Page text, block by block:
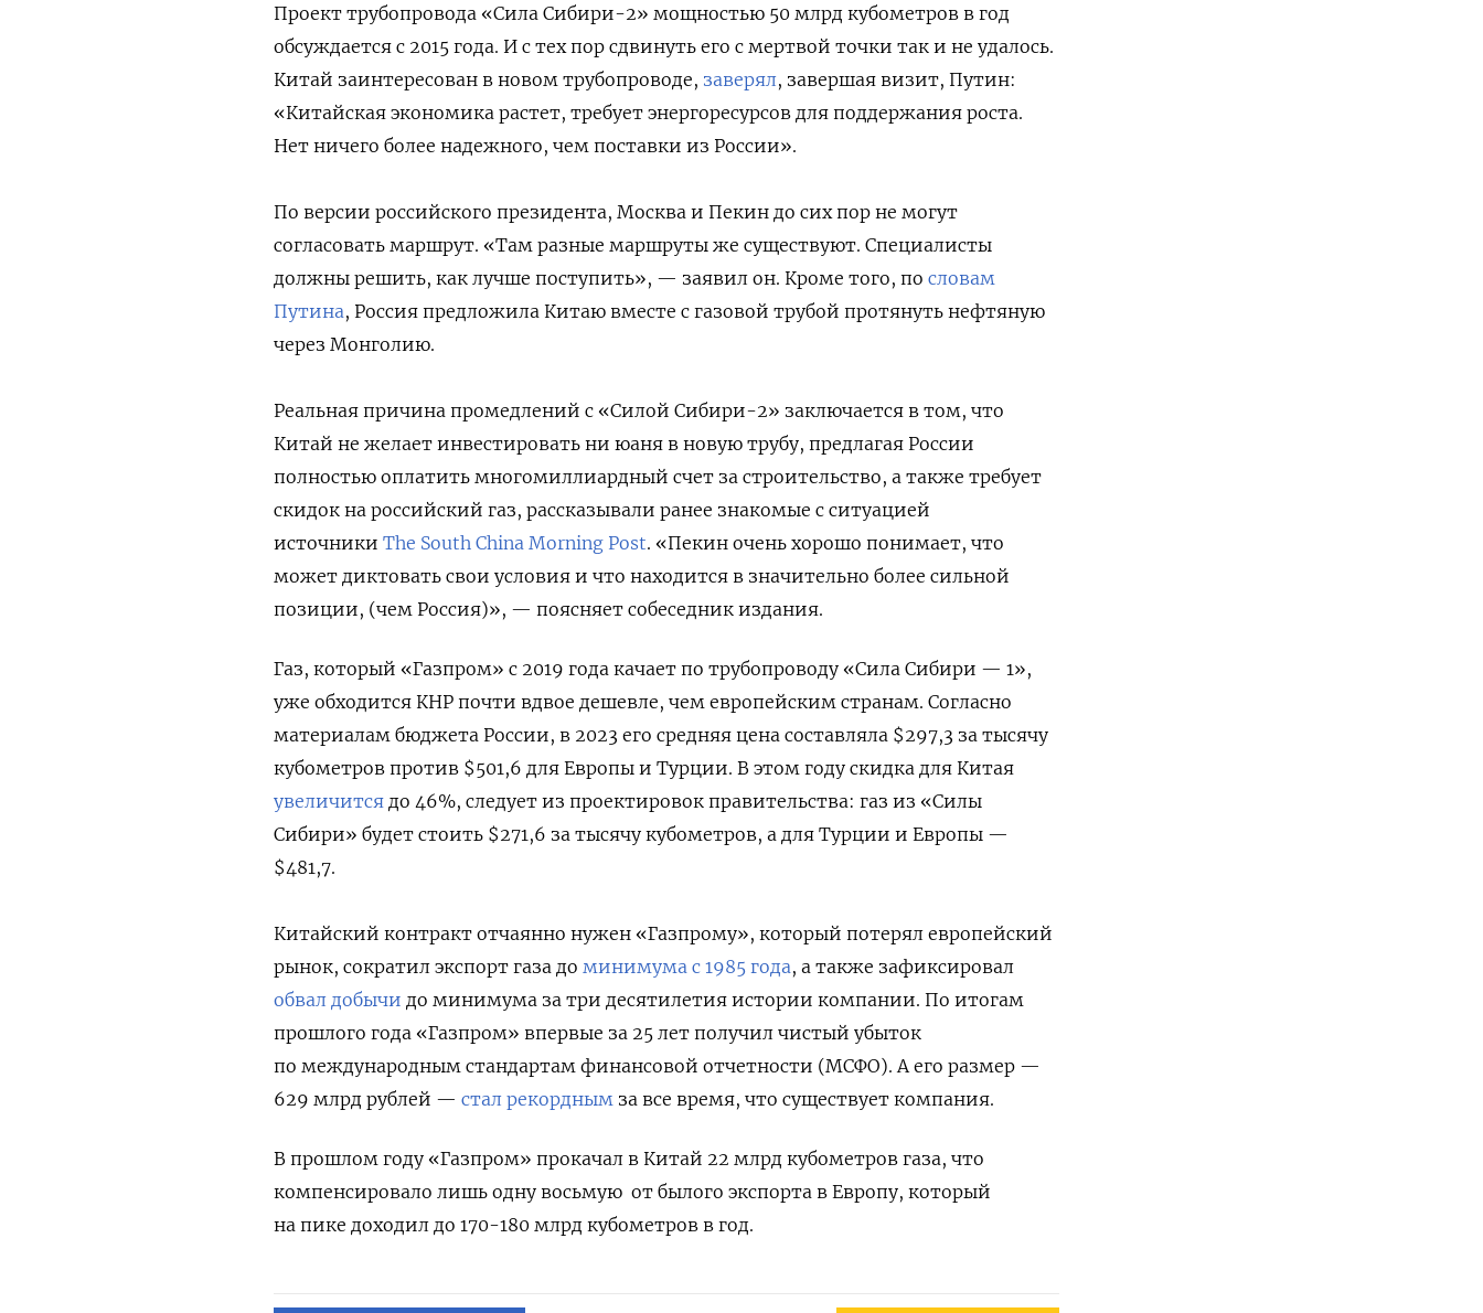
Проект трубопровода «Сила Сибири-2» мощностью 50 млрд кубометров в год
обсуждается с 2015 года. И с тех пор сдвинуть его с мертвой точки так и не удалось.
Китай заинтересован в новом трубопроводе, заверял, завершая визит, Путин:
«Китайская экономика растет, требует энергоресурсов для поддержания роста.
Нет ничего более надежного, чем поставки из России».
По версии российского президента, Москва и Пекин до сих пор не могут
согласовать маршрут. «Там разные маршруты же существуют. Специалисты
должны решить, как лучше поступить», — заявил он. Кроме того, по словам
Путина, Россия предложила Китаю вместе с газовой трубой протянуть нефтяную
через Монголию.
Реальная причина промедлений с «Силой Сибири-2» заключается в том, что
Китай не желает инвестировать ни юаня в новую трубу, предлагая России
полностью оплатить многомиллиардный счет за строительство, а также требует
скидок на российский газ, рассказывали ранее знакомые с ситуацией
источники The South China Morning Post. «Пекин очень хорошо понимает, что
может диктовать свои условия и что находится в значительно более сильной
позиции, (чем Россия)», — поясняет собеседник издания.
Газ, который «Газпром» с 2019 года качает по трубопроводу «Сила Сибири — 1»,
уже обходится КНР почти вдвое дешевле, чем европейским странам. Согласно
материалам бюджета России, в 2023 его средняя цена составляла $297,3 за тысячу
кубометров против $501,6 для Европы и Турции. В этом году скидка для Китая
увеличится до 46%, следует из проектировок правительства: газ из «Силы
Сибири» будет стоить $271,6 за тысячу кубометров, а для Турции и Европы —
$481,7.
Китайский контракт отчаянно нужен «Газпрому», который потерял европейский
рынок, сократил экспорт газа до минимума с 1985 года, а также зафиксировал
обвал добычи до минимума за три десятилетия истории компании. По итогам
прошлого года «Газпром» впервые за 25 лет получил чистый убыток
по международным стандартам финансовой отчетности (МСФО). А его размер —
629 млрд рублей — стал рекордным за все время, что существует компания.
В прошлом году «Газпром» прокачал в Китай 22 млрд кубометров газа, что
компенсировало лишь одну восьмую от былого экспорта в Европу, который
на пике доходил до 170-180 млрд кубометров в год.